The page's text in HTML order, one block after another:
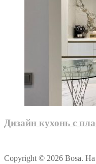
Дизайн кухонь с
Copyright © 2026 Bosa.